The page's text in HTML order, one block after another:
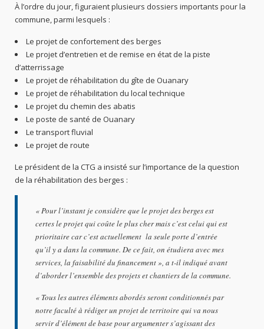
À l’ordre du jour, figuraient plusieurs dossiers importants pour la
commune, parmi lesquels :
Le projet de confortement des berges
Le projet d’entretien et de remise en état de la piste
d’atterrissage
Le projet de réhabilitation du gîte de Ouanary
Le projet de réhabilitation du local technique
Le projet du chemin des abatis
Le poste de santé de Ouanary
Le transport fluvial
Le projet de route
Le président de la CTG a insisté sur l’importance de la question
de la réhabilitation des berges :
« Pour l’instant je considère que le projet des berges est
certes le projet qui coûte le plus cher mais c’est celui qui est
prioritaire car c’est actuellement la seule porte d’entrée
qu’il y a dans la commune. De ce fait, on étudiera avec mes
services, la faisabilité du financement »,a t-il indiqué avant
d’aborder l’ensemble des projets et chantiers de la commune.
« Tous les autres éléments abordés seront conditionnés par
notre faculté à rédiger un projet de territoire qui va nous
servir d’élément de base pour argumenter s’agissant des